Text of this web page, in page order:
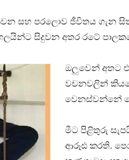
සහ පරලොව ජීවිතය ගැන
සිදුවන අතර රටේ
ඔලුවෙන් අතට
වචනවලින්
වෙනස්වන්නේ
මීට පිළිතුරු
ආරූඪ කරති.